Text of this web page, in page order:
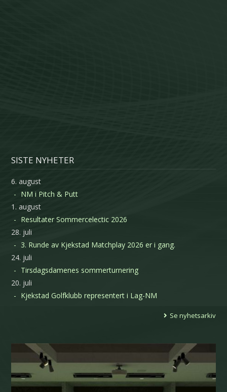
SISTE NYHETER
6. august
NM i Pitch & Putt
1. august
Resultater Sommercelectic 2026
28. juli
3. Runde av Kjekstad Matchplay 2026 er i gang.
24. juli
Tirsdagsdamenes sommerturnering
20. juli
Kjekstad Golfklubb representert i Lag-NM
Se nyhetsarkiv